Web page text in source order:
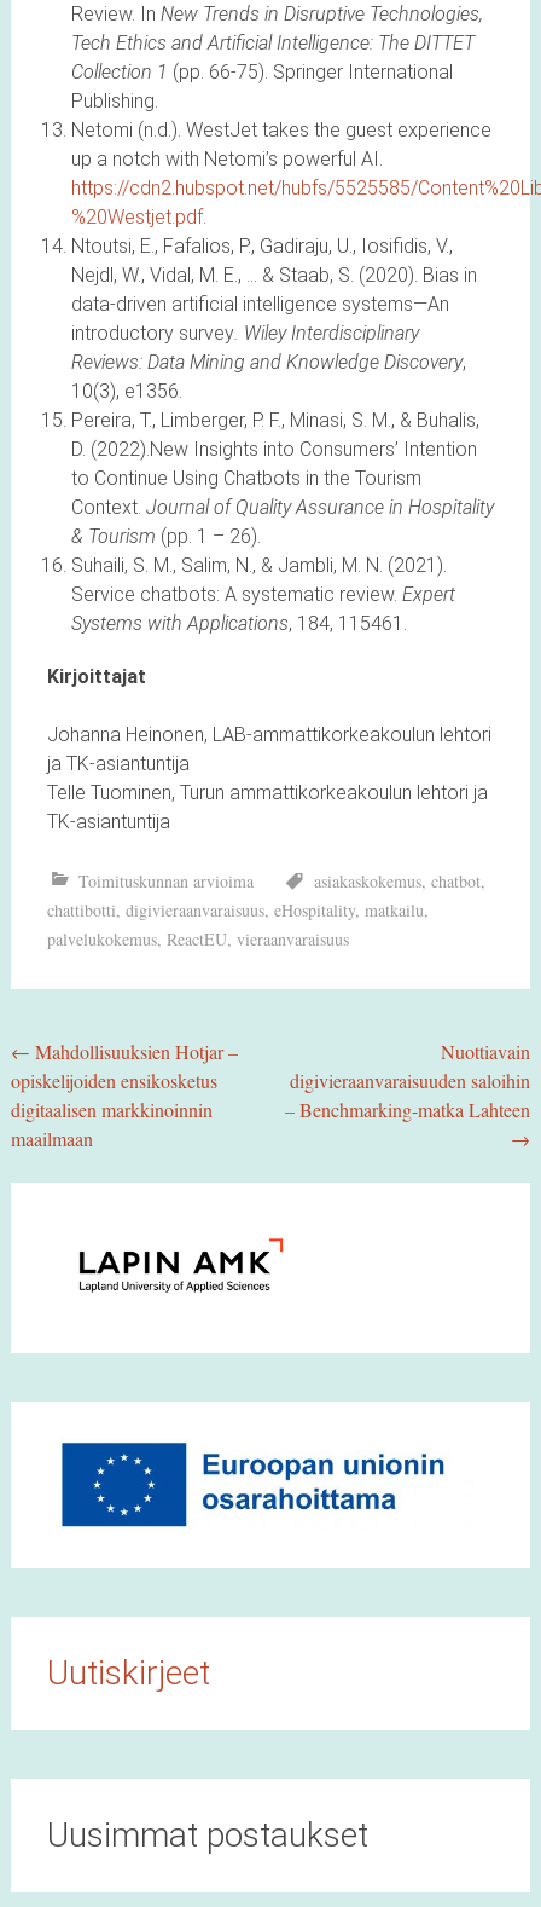
Review. In New Trends in Disruptive Technologies,
Tech Ethics and Artificial Intelligence: The DITTET
Collection 1 (pp. 66-75). Springer International
Publishing.
Netomi (n.d.). WestJet takes the guest experience
up a notch with Netomi’s powerful AI.
https://cdn2.hubspot.net/hubfs/5525585/
%20Westjet.pdf.
Ntoutsi, E., Fafalios, P., Gadiraju, U., Iosifidis, V.,
Nejdl, W., Vidal, M. E., … & Staab, S. (2020). Bias in
data‐driven artificial intelligence systems—An
introductory survey. Wiley Interdisciplinary
Reviews: Data Mining and Knowledge Discovery,
10(3), e1356.
Pereira, T., Limberger, P. F., Minasi, S. M., & Buhalis,
D. (2022).New Insights into Consumers’ Intention
to Continue Using Chatbots in the Tourism
Context. Journal of Quality Assurance in Hospitality
& Tourism (pp. 1 – 26).
Suhaili, S. M., Salim, N., & Jambli, M. N. (2021).
Service chatbots: A systematic review. Expert
Systems with Applications, 184, 115461.
Kirjoittajat
Johanna Heinonen, LAB-ammattikorkeakoulun lehtori
ja TK-asiantuntija
Telle Tuominen, Turun ammattikorkeakoulun lehtori ja
TK-asiantuntija
Toimituskunnan arvioima asiakaskokemus, chatbot,
chattibotti, digivieraanvaraisuus, eHospitality, matkailu,
palvelukokemus, ReactEU, vieraanvaraisuus
Post
navigation
← Mahdollisuuksien Hotjar –
opiskelijoiden ensikosketus
digitaalisen markkinoinnin
maailmaan
Nuottiavain
digivieraanvaraisuuden saloihin
– Benchmarking-matka Lahteen
→
Uutiskirjeet
Uusimmat postaukset